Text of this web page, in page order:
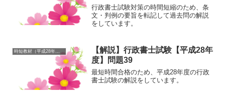
行政書士試験対策の時間短縮のため、条
文・判例の要旨を転記して過去問の解説
をしています。
【解説】行政書士試験【平成28年
度】問題39
最短時間合格のため、平成28年度の行政
書士試験の解説をしています。